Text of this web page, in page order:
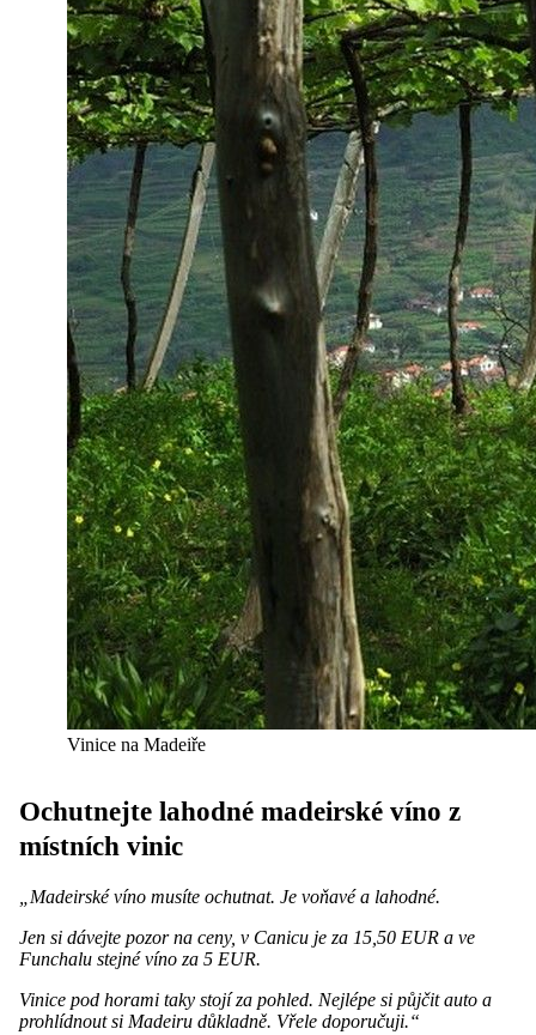
Vinice na Madeiře
Ochutnejte lahodné madeirské víno z
místních vinic
„Madeirské víno musíte ochutnat. Je voňavé a lahodné.
Jen si dávejte pozor na ceny, v Canicu je za 15,50 EUR a ve
Funchalu stejné víno za 5 EUR.
Vinice pod horami taky stojí za pohled. Nejlépe si půjčit auto a
prohlídnout si Madeiru důkladně. Vřele doporučuji.“